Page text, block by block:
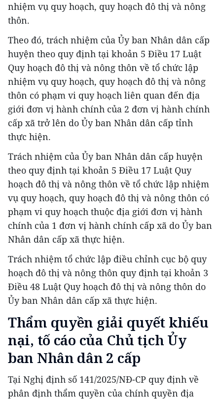
nhiệm vụ quy hoạch, quy hoạch đô thị và nông
thôn.
Theo đó, trách nhiệm của Ủy ban Nhân dân cấp
huyện theo quy định tại khoản 5 Điều 17 Luật
Quy hoạch đô thị và nông thôn về tổ chức lập
nhiệm vụ quy hoạch, quy hoạch đô thị và nông
thôn có phạm vi quy hoạch liên quan đến địa
giới đơn vị hành chính của 2 đơn vị hành chính
cấp xã trở lên do Ủy ban Nhân dân cấp tỉnh
thực hiện.
Trách nhiệm của Ủy ban Nhân dân cấp huyện
theo quy định tại khoản 5 Điều 17 Luật Quy
hoạch đô thị và nông thôn về tổ chức lập nhiệm
vụ quy hoạch, quy hoạch đô thị và nông thôn có
phạm vi quy hoạch thuộc địa giới đơn vị hành
chính của 1 đơn vị hành chính cấp xã do Ủy ban
Nhân dân cấp xã thực hiện.
Trách nhiệm tổ chức lập điều chỉnh cục bộ quy
hoạch đô thị và nông thôn quy định tại khoản 3
Điều 48 Luật Quy hoạch đô thị và nông thôn do
Ủy ban Nhân dân cấp xã thực hiện.
Thẩm quyền giải quyết khiếu
nại, tố cáo của Chủ tịch Ủy
ban Nhân dân 2 cấp
Tại Nghị định số 141/2025/NĐ-CP quy định về
phân định thẩm quyền của chính quyền địa